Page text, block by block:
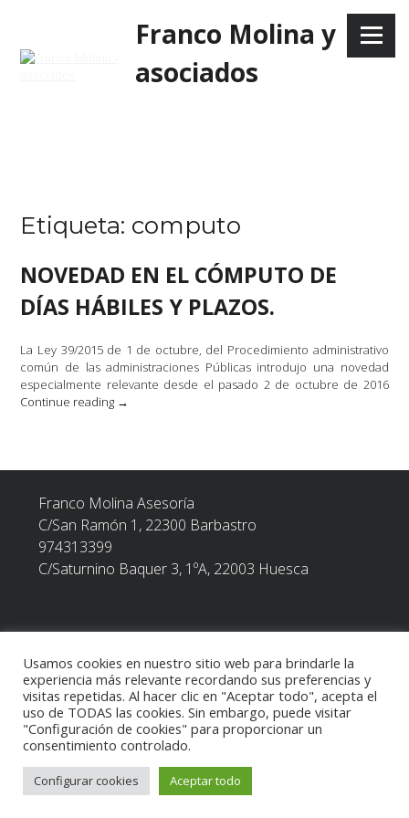
Franco Molina y
asociados
Menu
Etiqueta: computo
NOVEDAD EN EL CÓMPUTO DE
DÍAS HÁBILES Y PLAZOS.
La Ley 39/2015 de 1 de octubre, del Procedimiento administrativo
común de las administraciones Públicas introdujo una novedad
especialmente relevante desde el pasado 2 de octubre de 2016
Continue reading «NOVEDAD
DE
HÁBILES
Y
→
Franco Molina Asesoría
C/San Ramón 1, 22300 Barbastro
974313399
C/Saturnino Baquer 3, 1ºA, 22003 Huesca
POLÍTICA DE PRIVACIDAD
TEXTO LEGAL
Usamos cookies en nuestro sitio web para brindarle la
experiencia más relevante recordando sus preferencias y
visitas repetidas. Al hacer clic en "Aceptar todo", acepta el
uso de TODAS las cookies. Sin embargo, puede visitar
"Configuración de cookies" para proporcionar un
consentimiento controlado.
Configurar cookies Aceptar todo